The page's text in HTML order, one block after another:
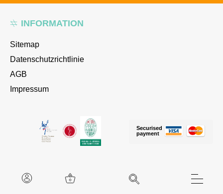
INFORMATION
Sitemap
Datenschutzrichtlinie
AGB
Impressum
Securised
payment